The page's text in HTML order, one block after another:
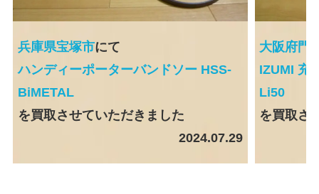
兵庫県宝塚市にて
ハンディーポーターバンドソー HSS-
BiMETAL
を買取させていただきました
2024.07.29
大阪府門
IZUMI 充
Li50
を買取さ